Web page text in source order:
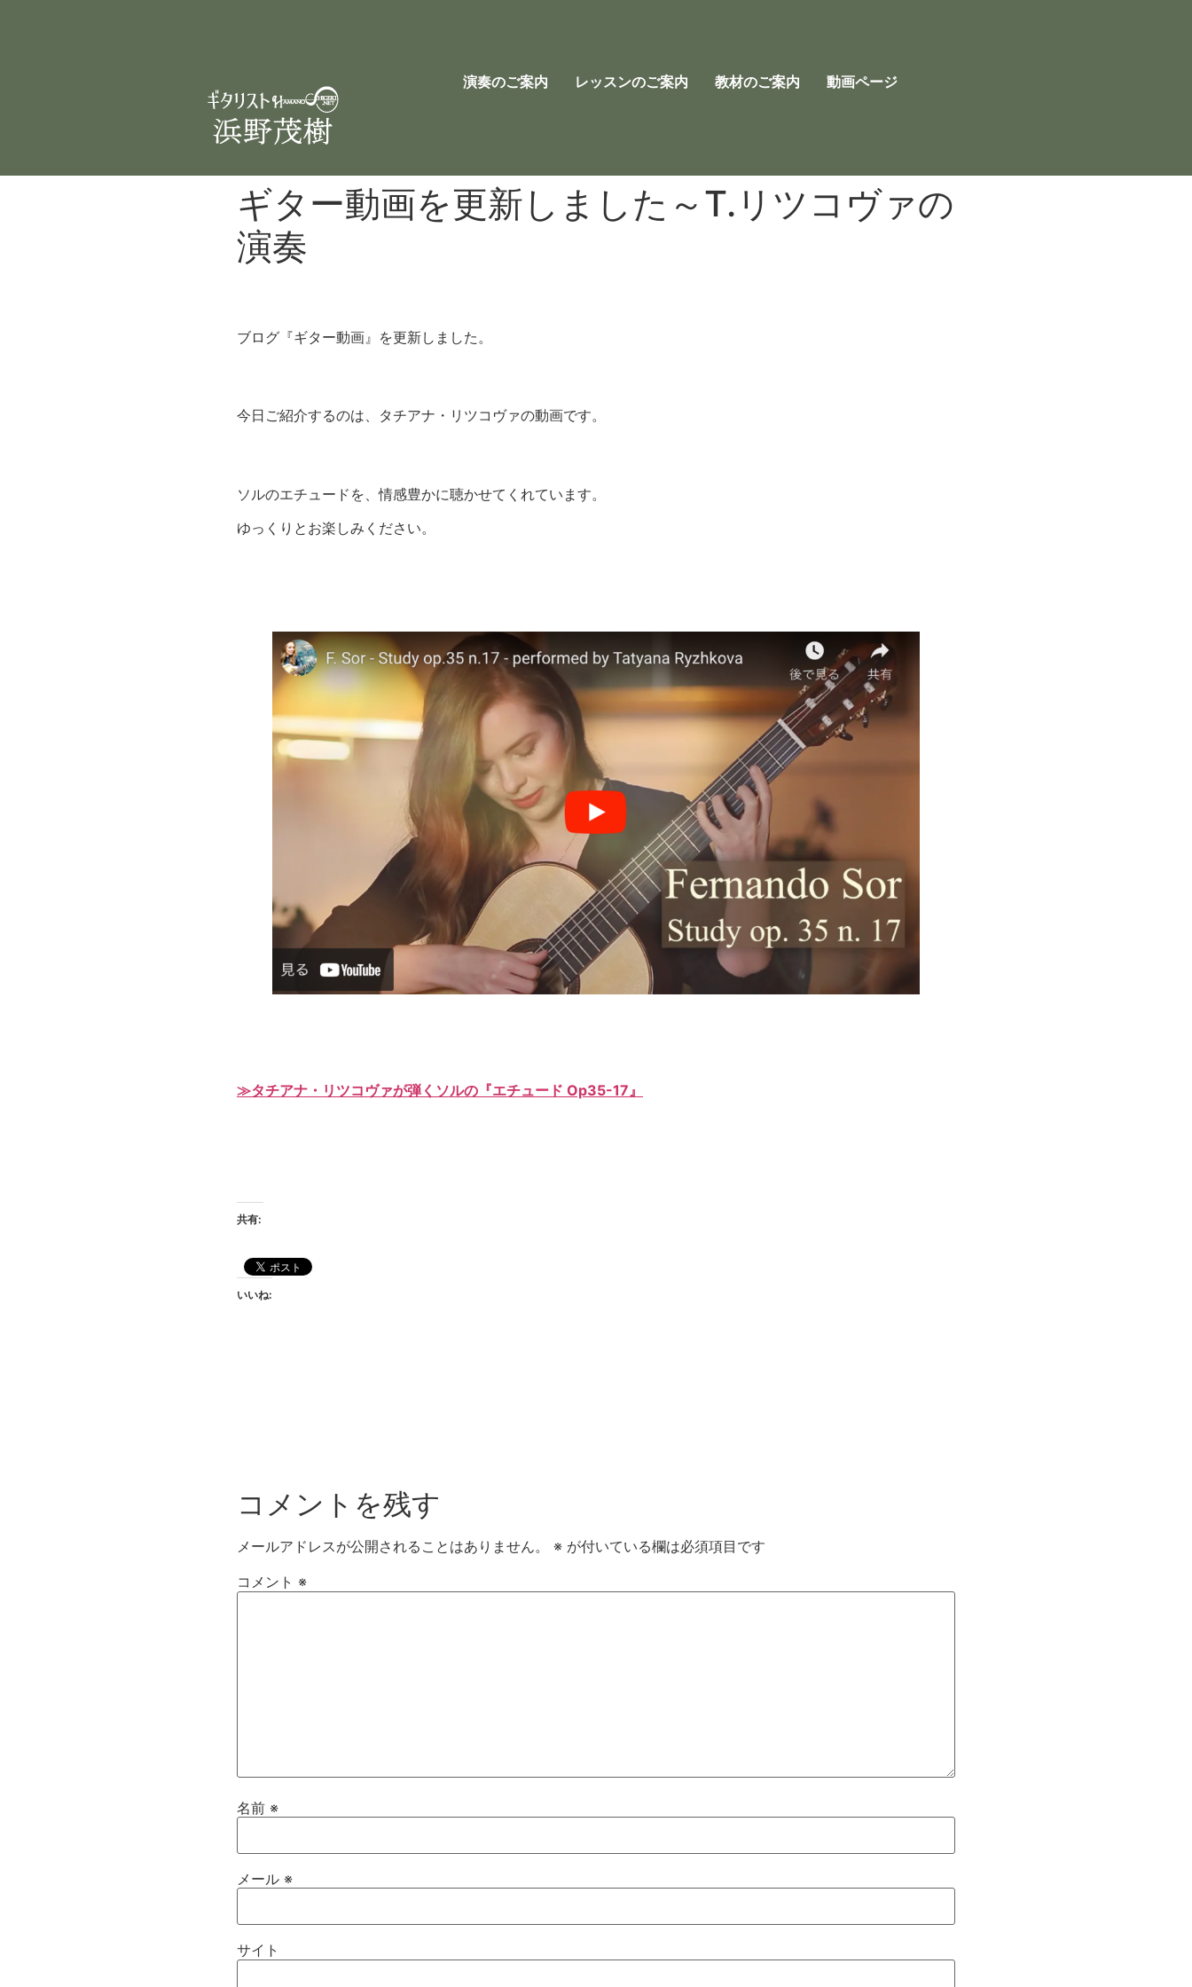
演奏のご案内 レッスンのご案内 教材のご案内 動画ページ
ギター動画を更新しました～T.リツコヴァの
演奏
ブログ『ギター動画』を更新しました。
今日ご紹介するのは、タチアナ・リツコヴァの動画です。
ソルのエチュードを、情感豊かに聴かせてくれています。
ゆっくりとお楽しみください。
≫タチアナ・リツコヴァが弾くソルの『エチュード Op35-17』
共有:
いいね:
コメントを残す
メールアドレスが公開されることはありません。 ※ が付いている欄は必須項目です
コメント ※
名前 ※
メール ※
サイト